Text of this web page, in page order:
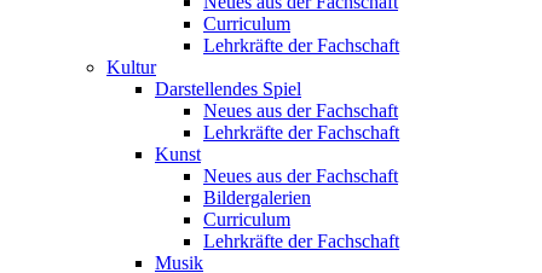
Curriculum
Lehrkräfte der Fachschaft
Kultur
Darstellendes Spiel
Neues aus der Fachschaft
Lehrkräfte der Fachschaft
Kunst
Neues aus der Fachschaft
Bildergalerien
Curriculum
Lehrkräfte der Fachschaft
Musik